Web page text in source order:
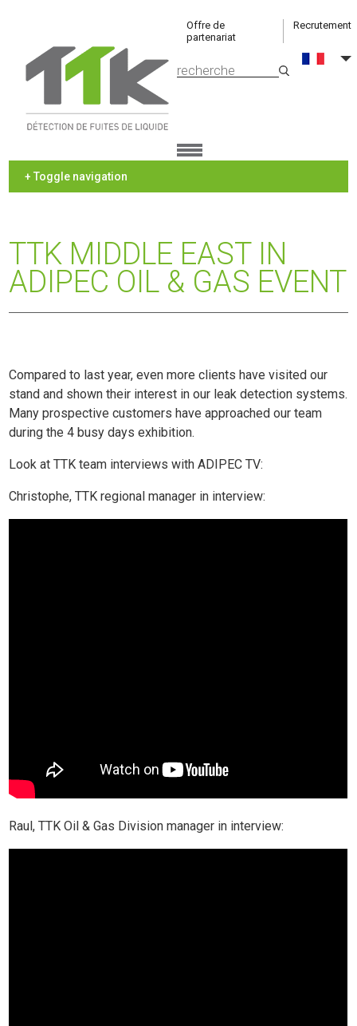
Offre de
partenariat
Recrutement
+ Toggle navigation
TTK MIDDLE EAST IN
ADIPEC OIL & GAS EVENT
Compared to last year, even more clients have visited our
stand and shown their interest in our leak detection systems.
Many prospective customers have approached our team
during the 4 busy days exhibition.
Look at TTK team interviews with ADIPEC TV:
Christophe, TTK regional manager in interview:
Raul, TTK Oil & Gas Division manager in interview: